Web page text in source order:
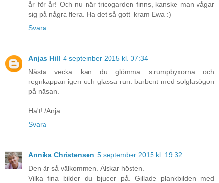
år för år! Och nu när tricogarden finns, kanske man vågar
sig på några flera. Ha det så gott, kram Ewa :)
Svara
Anjas Hill 4 september 2015 kl. 07:34
Nästa vecka kan du glömma strumpbyxorna och
regnkappan igen och glassa runt barbent med solglasögon
på näsan.
Ha't! /Anja
Svara
Annika Christensen 5 september 2015 kl. 19:32
Den är så välkommen. Älskar hösten.
Vilka fina bilder du bjuder på. Gillade plankbilden med